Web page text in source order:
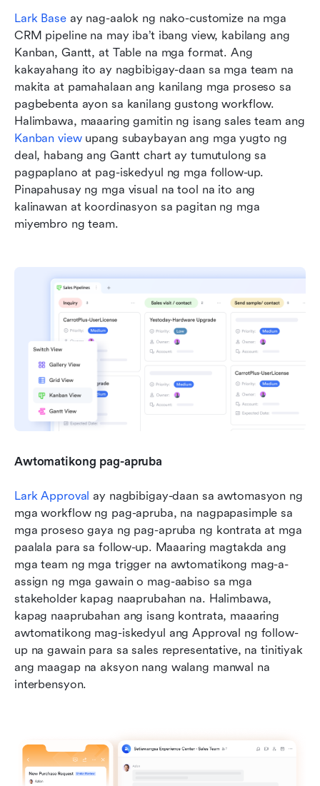
Lark Base ay nag-aalok ng nako-customize na mga
CRM pipeline na may iba’t ibang view, kabilang ang
Kanban, Gantt, at Table na mga format. Ang
kakayahang ito ay nagbibigay-daan sa mga team na
makita at pamahalaan ang kanilang mga proseso sa
pagbebenta ayon sa kanilang gustong workflow.
Kanban view upang subaybayan ang mga yugto ng
deal, habang ang Gantt chart ay tumutulong sa
pagpaplano at pag-iskedyul ng mga follow-up.
Pinapahusay ng mga visual na tool na ito ang
kalinawan at koordinasyon sa pagitan ng mga
miyembro ng team.
Awtomatikong pag-apruba
Lark Approval ay nagbibigay-daan sa awtomasyon ng
mga workflow ng pag-apruba, na nagpapasimple sa
mga proseso gaya ng pag-apruba ng kontrata at mga
paalala para sa follow-up. Maaaring magtakda ang
mga team ng mga trigger na awtomatikong mag-a-
assign ng mga gawain o mag-aabiso sa mga
stakeholder kapag naaprubahan na. Halimbawa,
kapag naaprubahan ang isang kontrata, maaaring
awtomatikong mag-iskedyul ang Approval ng follow-
up na gawain para sa sales representative, na tinitiyak
ang maagap na aksyon nang walang manwal na
interbensyon.